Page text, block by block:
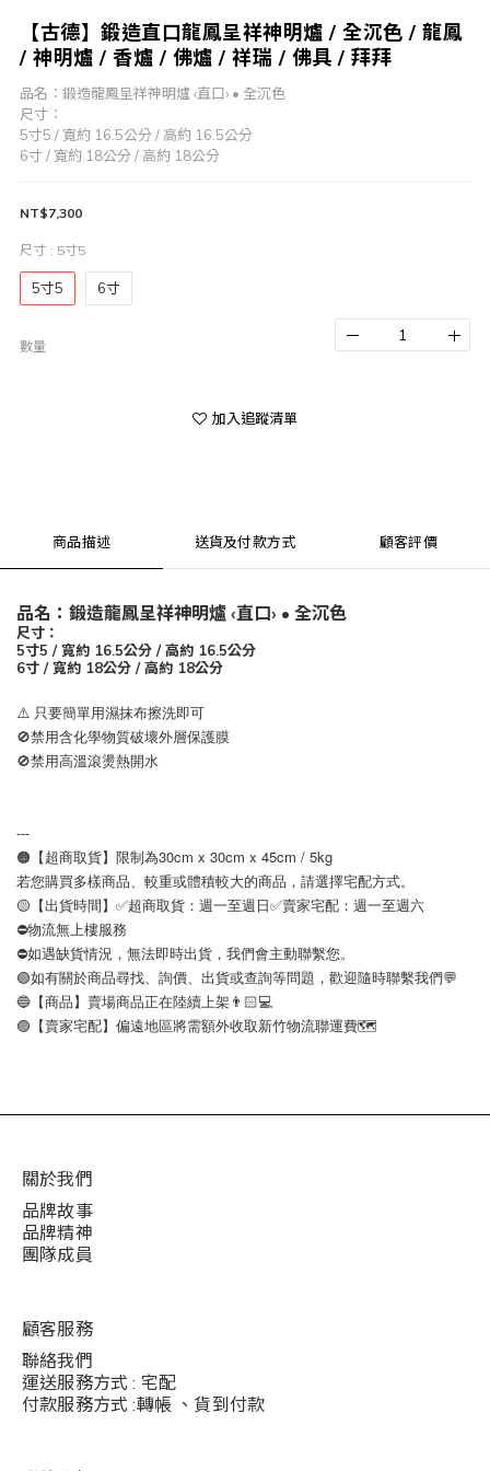
【古德】鍛造直口龍鳳呈祥神明爐 / 全沉色 / 龍鳳
/ 神明爐 / 香爐 / 佛爐 / 祥瑞 / 佛具 / 拜拜
品名：鍛造龍鳳呈祥神明爐 ‹直口› • 全沉色
尺寸：
5寸5 / 寬約 16.5公分 / 高約 16.5公分
6寸 / 寬約 18公分 / 高約 18公分
NT$7,300
尺寸 : 5寸5
5寸5 6寸
數量
加入追蹤清單
商品描述 送貨及付款方式 顧客評價
品名：鍛造龍鳳呈祥神明爐 ‹直口› • 全沉色
尺寸：
5寸5 / 寬約 16.5公分 / 高約 16.5公分
6寸 / 寬約 18公分 / 高約 18公分
⚠️ 只要簡單用濕抹布擦洗即可
🚫禁用含化學物質破壞外層保護膜
🚫禁用高溫滾燙熱開水
---
🟠【超商取貨】限制為30cm x 30cm x 45cm / 5kg
若您購買多樣商品、較重或體積較大的商品，請選擇宅配方式。
🟡【出貨時間】✅超商取貨：週一至週日✅賣家宅配：週一至週六
⛔️物流無上樓服務
⛔️如遇缺貨情況，無法即時出貨，我們會主動聯繫您。
🟢如有關於商品尋找、詢價、出貨或查詢等問題，歡迎隨時聯繫我們💬
🔵【商品】賣場商品正在陸續上架👨🏻💻
🟣【賣家宅配】偏遠地區將需額外收取新竹物流聯運費🗺
關於我們
品牌故事
品牌精神
團隊成員
顧客服務
聯絡我們
運送服務方式 : 宅配
付款服務方式 :轉帳 、貨到付款